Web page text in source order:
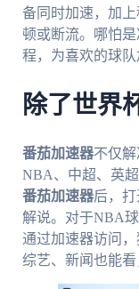
备同时加速，加
顿或断流。哪怕
程，为喜欢的球队
除了世界
番茄加速器不仅解
NBA、中超、英
番茄加速器后，
解说。对于NBA
通过加速器访问
综艺、新闻也能看